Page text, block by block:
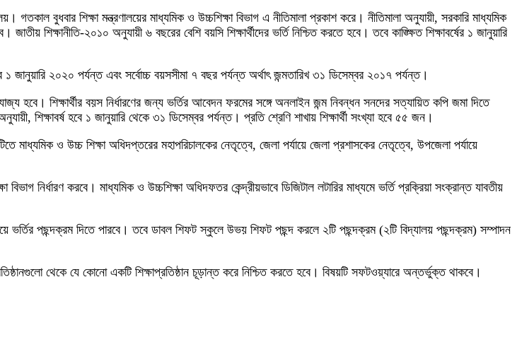
গতকাল বুধবার শিক্ষা মন্ত্রণালয়ের মাধ্যমিক ও উচ্চশিক্ষা বিভাগ এ নীতিমালা প্রকাশ করে। নীতিমালা অনুযায়ী, সরকারি মাধ্যমিক
শিক্ষানীতি-২০১০ অনুযায়ী ৬ বছরের বেশি বয়সি শিক্ষার্থীদের ভর্তি নিশ্চিত করতে হবে। তবে কাঙ্ক্ষিত শিক্ষাবর্ষের ১ জানুয়ারি
১ জানুয়ারি ২০২০ পর্যন্ত এবং সর্বোচ্চ বয়সসীমা ৭ বছর পর্যন্ত অর্থাৎ জন্মতারিখ ৩১ ডিসেম্বর ২০১৭ পর্যন্ত।
হবে। শিক্ষার্থীর বয়স নির্ধারণের জন্য ভর্তির আবেদন ফরমের সঙ্গে অনলাইন জন্ম নিবন্ধন সনদের সত্যায়িত কপি জমা দিতে
শিক্ষাবর্ষ হবে ১ জানুয়ারি থেকে ৩১ ডিসেম্বর পর্যন্ত। প্রতি শ্রেণি শাখায় শিক্ষার্থী সংখ্যা হবে ৫৫ জন।
মাধ্যমিক ও উচ্চ শিক্ষা অধিদপ্তরের মহাপরিচালকের নেতৃত্বে, জেলা পর্যায়ে জেলা প্রশাসকের নেতৃত্বে, উপজেলা পর্যায়ে
নির্ধারণ করবে। মাধ্যমিক ও উচ্চশিক্ষা অধিদফতর কেন্দ্রীয়ভাবে ডিজিটাল লটারির মাধ্যমে ভর্তি প্রক্রিয়া সংক্রান্ত যাবতীয়
ভর্তির পছন্দক্রম দিতে পারবে। তবে ডাবল শিফট স্কুলে উভয় শিফট পছন্দ করলে ২টি পছন্দক্রম (২টি বিদ্যালয় পছন্দক্রম) সম্পাদন
থেকে যে কোনো একটি শিক্ষাপ্রতিষ্ঠান চূড়ান্ত করে নিশ্চিত করতে হবে। বিষয়টি সফটওয়্যারে অন্তর্ভুক্ত থাকবে।